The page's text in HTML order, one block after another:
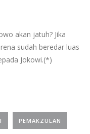
akan jatuh? Jika
sudah beredar luas
Jokowi.(*)
PEMAKZULAN